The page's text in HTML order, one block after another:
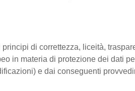
di correttezza, liceità,
in materia di protezione dei dati
e dai conseguenti